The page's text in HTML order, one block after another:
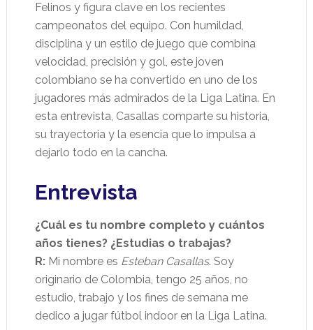
Felinos y figura clave en los recientes
campeonatos del equipo. Con humildad,
disciplina y un estilo de juego que combina
velocidad, precisión y gol, este joven
colombiano se ha convertido en uno de los
jugadores más admirados de la Liga Latina. En
esta entrevista, Casallas comparte su historia,
su trayectoria y la esencia que lo impulsa a
dejarlo todo en la cancha.
Entrevista
¿Cuál es tu nombre completo y cuántos
años tienes? ¿Estudias o trabajas?
R:Mi nombre es Esteban Casallas. Soy
originario de Colombia, tengo 25 años, no
estudio, trabajo y los fines de semana me
dedico a jugar fútbol indoor en la Liga Latina.